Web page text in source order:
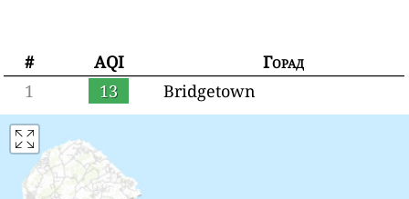
# AQI
Горад
1
13 Bridgetown